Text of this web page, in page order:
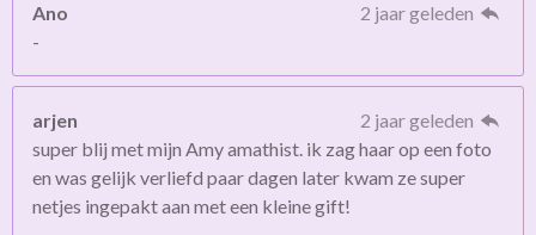
Ano
2 jaar geleden
-
arjen
2 jaar geleden
super blij met mijn Amy amathist. ik zag haar op een foto
en was gelijk verliefd paar dagen later kwam ze super
netjes ingepakt aan met een kleine gift!